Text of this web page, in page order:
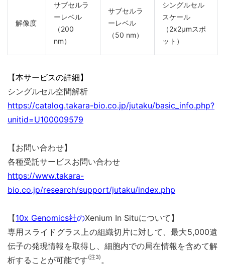
解像度
サブセルラ
ーレベル
（200
nm）
サブセルラ
ーレベル
（50 nm）
シングルセル
スケール
（2x2µmスポ
ット）
【本サービスの詳細】
シングルセル空間解析
https://catalog.takara-bio.co.jp/jutaku/basic_info.php?
unitid=U100009579
【お問い合わせ】
各種受託サービスお問い合わせ
https://www.takara-
bio.co.jp/research/support/jutaku/index.php
【10x Genomics社のXenium In Situについて】
専用スライドグラス上の組織切片に対して、最大5,000遺
伝子の発現情報を取得し、細胞内での局在情報を含めて解
析することが可能です(注3)。